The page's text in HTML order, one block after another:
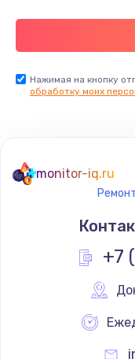
Нажимая на кнопку
обработку моих
monitor-iq.ru
+7